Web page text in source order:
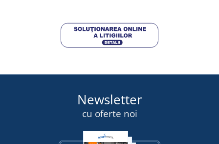
Newsletter
cu oferte noi